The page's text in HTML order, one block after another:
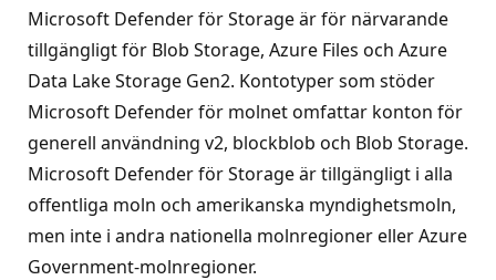
Microsoft Defender för Storage är för närvarande
tillgängligt för Blob Storage, Azure Files och Azure
Data Lake Storage Gen2. Kontotyper som stöder
Microsoft Defender för molnet omfattar konton för
generell användning v2, blockblob och Blob Storage.
Microsoft Defender för Storage är tillgängligt i alla
offentliga moln och amerikanska myndighetsmoln,
men inte i andra nationella molnregioner eller Azure
Government-molnregioner.